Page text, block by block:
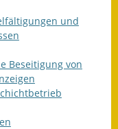
Sprache
und
Beseitigung von